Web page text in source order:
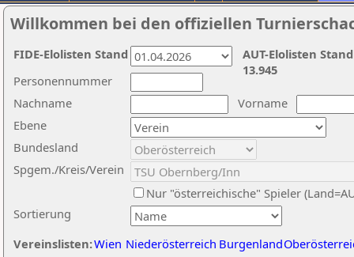
Willkommen bei den offiziellen
Nachname
Vorname
Ebene
Sortierung
Personennummer
Bundesland
Spgem./Kreis/Verein
Nur "österreichische" Spieler
Vereinslisten:Wien Niederösterreich Burgenland
AUT-Elolisten
13.945
FIDE-Elolisten Stand